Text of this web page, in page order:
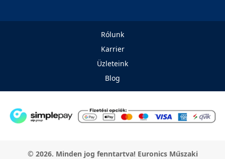
Rólunk
Karrier
Üzleteink
Blog
© 2026. Minden jog fenntartva! Euronics Műszaki